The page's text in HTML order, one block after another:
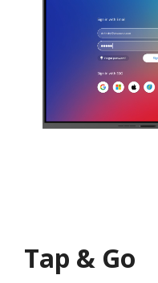
Tap & Go